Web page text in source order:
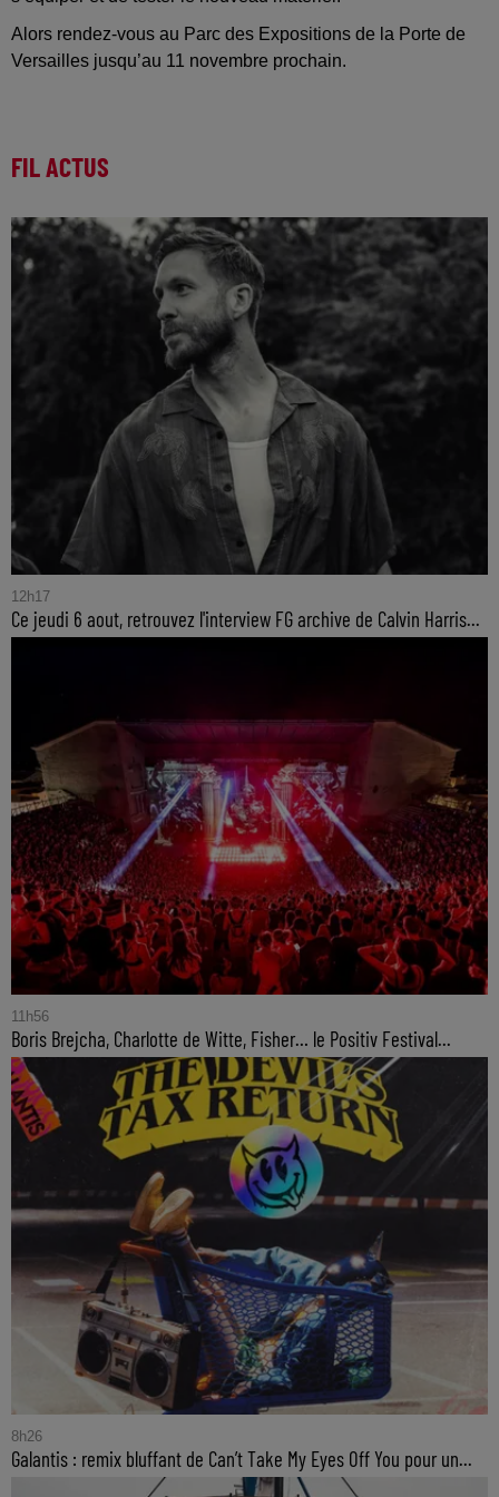
Alors rendez-vous au Parc des Expositions de la Porte de
Versailles jusqu’au 11 novembre prochain.
FIL ACTUS
12h17
Ce jeudi 6 aout, retrouvez l'interview FG archive de Calvin Harris...
11h56
Boris Brejcha, Charlotte de Witte, Fisher… le Positiv Festival...
8h26
Galantis : remix bluffant de Can’t Take My Eyes Off You pour un...